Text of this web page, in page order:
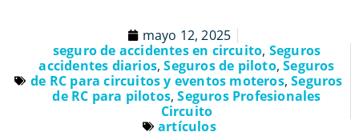
mayo 12, 2025
seguro de accidentes en circuito, Seguros
accidentes diarios,Seguros de piloto,Seguros
de RC para circuitos y eventos moteros,Seguros
de RC para pilotos,Seguros Profesionales
Circuito
artículos